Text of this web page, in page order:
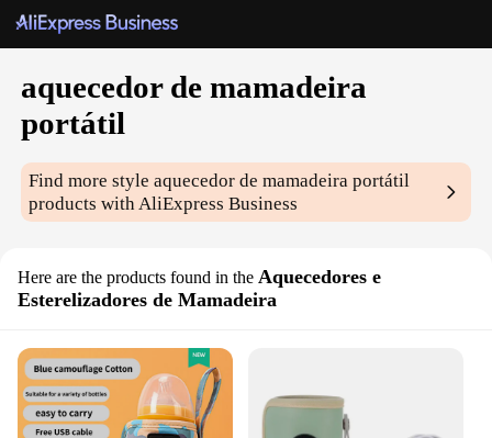
aquecedor de mamadeira
portátil
Find more styleaquecedor de mamadeira portátil
products with AliExpress Business
Here are the products found in the Aquecedores e
Esterelizadores de Mamadeira